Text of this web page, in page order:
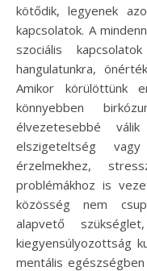
kötődik, legyenek
kapcsolatok. A
szociális
hangulatunkra,
Amikor körülöttünk
könnyebben
élvezetesebbé
elszigeteltség
érzelmekhez,
problémákhoz is
közösség nem
alapvető
kiegyensúlyozottság
mentális